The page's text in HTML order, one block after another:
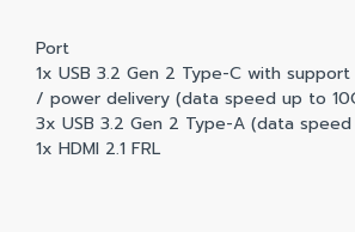
Port
1x USB 3.2 Gen 2 Type-C with
/ power delivery (data speed up to
3x USB 3.2 Gen 2 Type-A (data
1x HDMI 2.1 FRL